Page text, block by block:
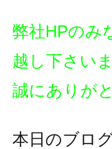
弊社HPのみ
越し下さい
誠にありが
本日のブロ